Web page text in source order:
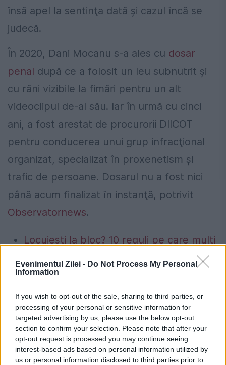
Evenimentul Zilei - Do Not Process My Personal
Information
If you wish to opt-out of the sale, sharing to third parties, or
processing of your personal or sensitive information for
targeted advertising by us, please use the below opt-out
section to confirm your selection. Please note that after your
opt-out request is processed you may continue seeing
interest-based ads based on personal information utilized by
us or personal information disclosed to third parties prior to
însă apel la sentinţa dată și cazul încă se
judecă.
În 2020, Dani Mocanu s-a ales cu dosar
penal după ce a folosit un leu subnutrit şi
cu răni vizibile la fimări pentru un alt
videoclipul de-al său. Iar în urmă cu cinci
ani, a fost arestat de procurorii DIICOT
pentru conducerea unui grup infracţional
organizat, specializat în proxenetism şi
trafic de persoane. Dosarul nu a fost nici
până acum finalizat în instanţă, potrivit
Observatornews.
Locuiești la bloc? 10 reguli pe care mulți
proprietari le înțeleg greșit și ajung să
plătească mai mult.Ce spune legea
Concediu 2026. Dreptul pe care mulți
salariați nu îl cunosc. Când se pot pierde
zilele de concediu și când nu